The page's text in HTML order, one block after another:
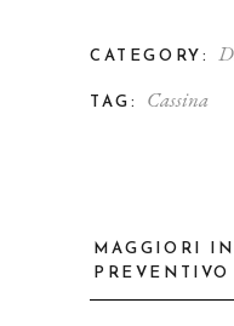
CATEGORY:
TAG: Cassina
MAGGIORI
PREVENTIVO